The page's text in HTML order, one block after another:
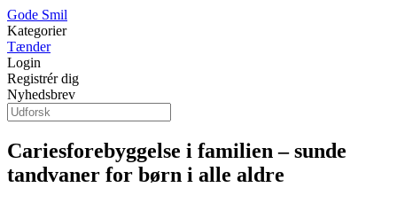
Gode Smil
Kategorier
Tænder
Login
Registrér dig
Nyhedsbrev
Cariesforebyggelse i familien – sunde
tandvaner for børn i alle aldre